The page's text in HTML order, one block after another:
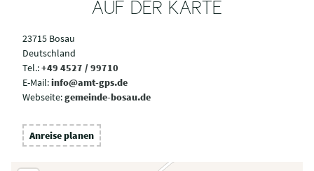
AUF DER KARTE
23715 Bosau
Deutschland
Tel.:+49 4527 / 99710
E-Mail:info@amt-gps.de
Webseite:gemeinde-bosau.de
Anreise planen